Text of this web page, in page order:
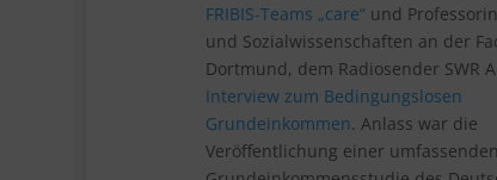
FRIBIS-Teams „care“und
und Sozialwissenschaften an der
Dortmund, dem Radiosender SWR
Interview zum Bedingungslosen
Grundeinkommen. Anlass war die
Veröffentlichung einer umfassenden